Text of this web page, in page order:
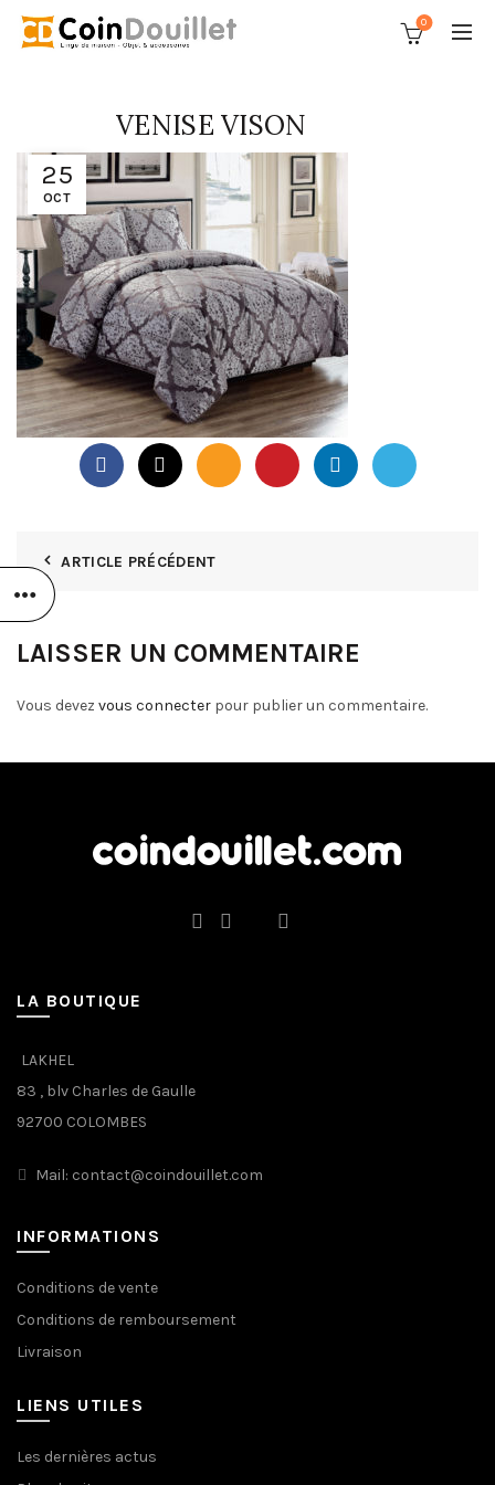
0
25
OCT
VENISE VISON
ARTICLE PRÉCÉDENT
LAISSER UN COMMENTAIRE
Vous devez vous connecter pour publier un commentaire.
LA BOUTIQUE
LAKHEL
83 , blv Charles de Gaulle
92700 COLOMBES
Mail: contact@coindouillet.com
INFORMATIONS
Conditions de vente
Conditions de remboursement
Livraison
LIENS UTILES
Les dernières actus